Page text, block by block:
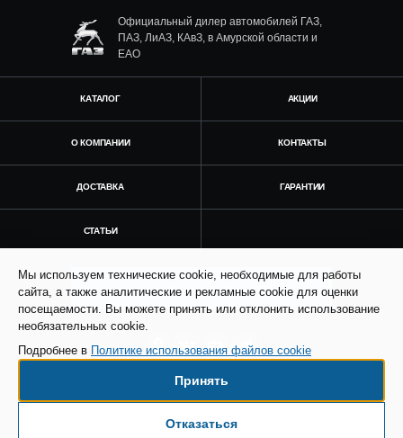
Официальный дилер автомобилей ГАЗ,
ПАЗ, ЛиАЗ, КАвЗ, в Амурской области и
ЕАО
КАТАЛОГ АКЦИИ
О КОМПАНИИ КОНТАКТЫ
ДОСТАВКА ГАРАНТИИ
СТАТЬИ
Получить консультацию
© Все права защищены. Информация сайта
Мы используем технические cookie, необходимые для работы
сайта, а также аналитические и рекламные cookie для оценки
посещаемости. Вы можете принять или отклонить использование
необязательных cookie.
Подробнее в Политике использования файлов cookie
Принять
Отказаться